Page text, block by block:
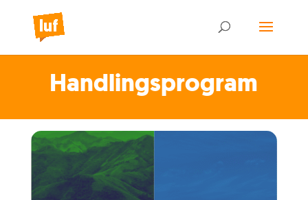
Handlingsprogram